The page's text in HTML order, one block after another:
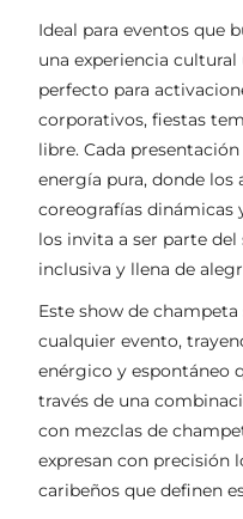
Ideal para eventos que
una experiencia
perfecto para
corporativos, fiestas
libre. Cada
energía pura, donde los
coreografías dinámicas
los invita a ser parte
inclusiva y llena de
Este show de
cualquier evento,
enérgico y espontáneo
través de una
con mezclas de
expresan con precisión
caribeños que definen